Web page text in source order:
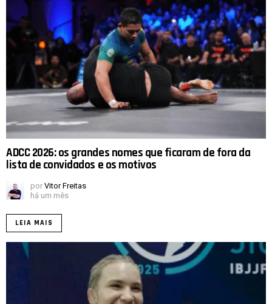
ADCC 2026: os grandes nomes que ficaram de fora da
lista de convidados e os motivos
por Vitor Freitas
há um mês
LEIA MAIS